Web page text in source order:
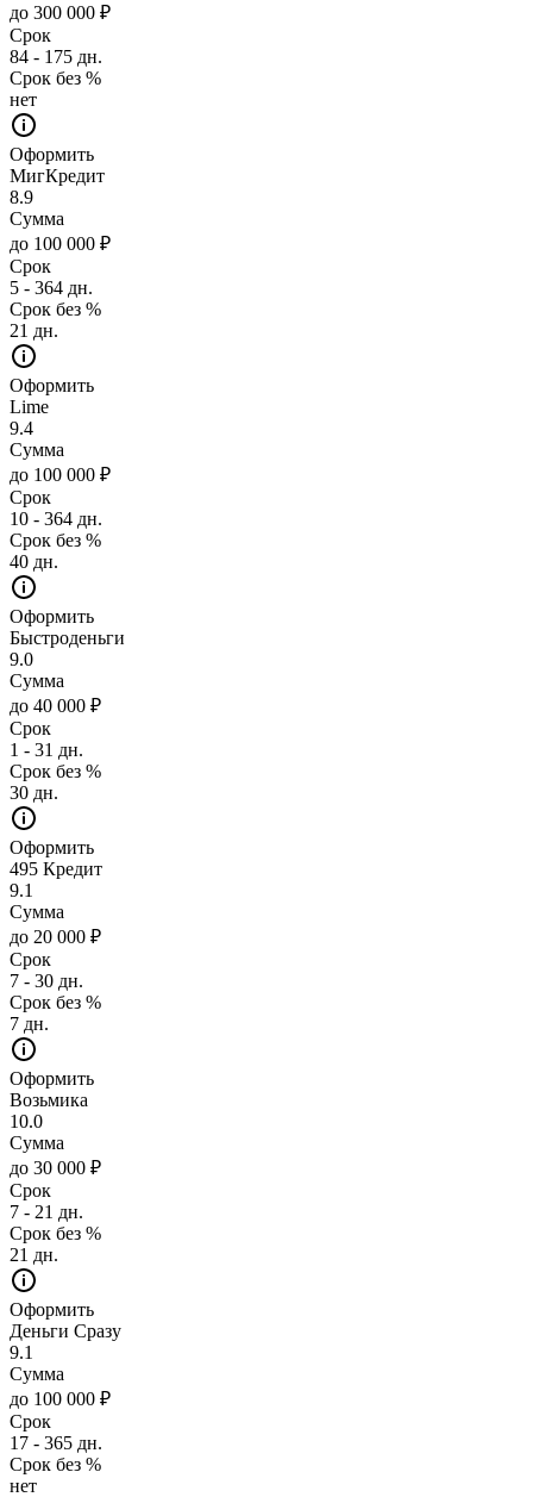
до 300 000 ₽
Срок
84 - 175 дн.
Срок без %
нет
Оформить
МигКредит
8.9
Сумма
до 100 000 ₽
Срок
5 - 364 дн.
Срок без %
21 дн.
Оформить
Lime
9.4
Сумма
до 100 000 ₽
Срок
10 - 364 дн.
Срок без %
40 дн.
Оформить
Быстроденьги
9.0
Сумма
до 40 000 ₽
Срок
1 - 31 дн.
Срок без %
30 дн.
Оформить
495 Кредит
9.1
Сумма
до 20 000 ₽
Срок
7 - 30 дн.
Срок без %
7 дн.
Оформить
Возьмика
10.0
Сумма
до 30 000 ₽
Срок
7 - 21 дн.
Срок без %
21 дн.
Оформить
Деньги Сразу
9.1
Сумма
до 100 000 ₽
Срок
17 - 365 дн.
Срок без %
нет